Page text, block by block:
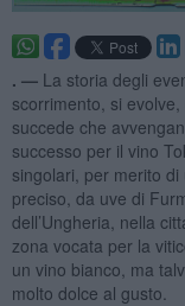
. — La storia degli
scorrimento, si
succede che
successo per il vino
singolari, per merito
preciso, da uve di
dell’Ungheria, nella
zona vocata per la
un vino bianco, ma
molto dolce al gusto.